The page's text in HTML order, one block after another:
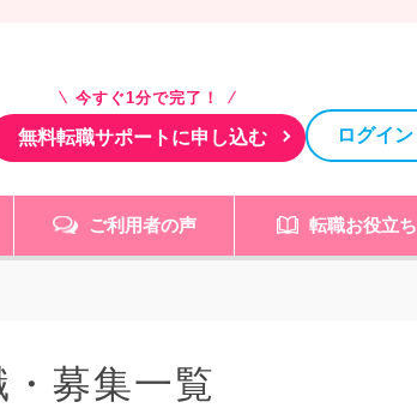
今すぐ1分で完了！
無料転職サポートに申し込む ログイン
ご利用者の声 転職お役立ち
募集一覧